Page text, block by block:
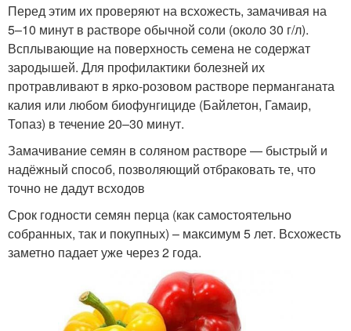
Перед этим их проверяют на всхожесть, замачивая на
5–10 минут в растворе обычной соли (около 30 г/л).
Всплывающие на поверхность семена не содержат
зародышей. Для профилактики болезней их
протравливают в ярко-розовом растворе перманганата
калия или любом биофунгициде (Байлетон, Гамаир,
Топаз) в течение 20–30 минут.
Замачивание семян в соляном растворе — быстрый и
надёжный способ, позволяющий отбраковать те, что
точно не дадут всходов
Срок годности семян перца (как самостоятельно
собранных, так и покупных) – максимум 5 лет. Всхожесть
заметно падает уже через 2 года.